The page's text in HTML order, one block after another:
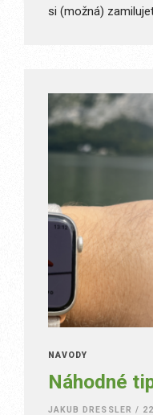
si (možná)
NÁVODY
Náhodné
JAKUB DRESSLER /